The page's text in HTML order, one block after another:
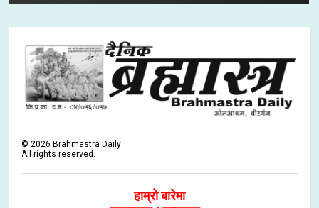
©2026 Brahmastra Daily
All rights reserved.
हाम्रो बारेमा